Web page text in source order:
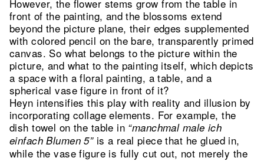
However, the flower stems grow from the table in
front of the painting, and the blossoms extend
beyond the picture plane, their edges supplemented
with colored pencil on the bare, transparently primed
canvas. So what belongs to the picture within the
picture, and what to the painting itself, which depicts
a space with a floral painting, a table, and a
spherical vase figure in front of it?
Heyn intensifies this play with reality and illusion by
incorporating collage elements. For example, the
dish towel on the table in “manchmal male ich
einfach Blumen 5”is a real piece that he glued in,
while the vase figure is fully cut out, not merely the